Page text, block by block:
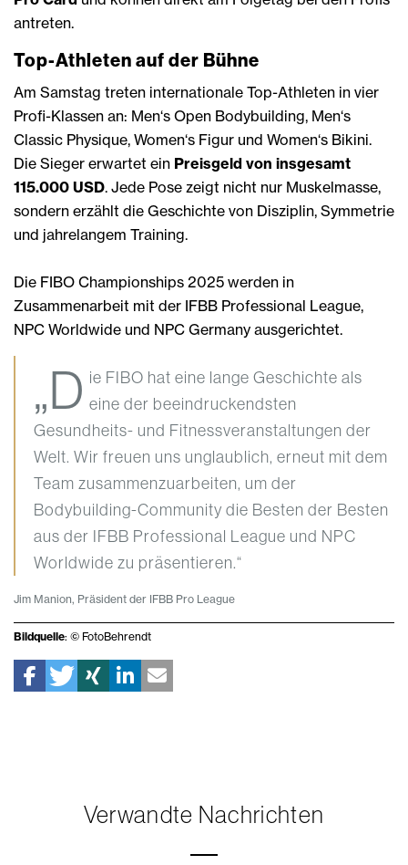
antreten.
Top-Athleten auf der Bühne
Am Samstag treten internationale Top-Athleten in vier
Profi-Klassen an: Men‘s Open Bodybuilding, Men‘s
Classic Physique, Women‘s Figur und Women‘s Bikini.
Die Sieger erwartet ein Preisgeld von insgesamt
115.000 USD. Jede Pose zeigt nicht nur Muskelmasse,
sondern erzählt die Geschichte von Disziplin, Symmetrie
und jahrelangem Training.
Die FIBO Championships 2025 werden in
Zusammenarbeit mit der IFBB Professional League,
NPC Worldwide und NPC Germany ausgerichtet.
„D ie FIBO hat eine lange Geschichte als
eine der beeindruckendsten
Gesundheits- und Fitnessveranstaltungen der
Welt. Wir freuen uns unglaublich, erneut mit dem
Team zusammenzuarbeiten, um der
Bodybuilding-Community die Besten der Besten
aus der IFBB Professional League und NPC
Worldwide zu präsentieren.“
Jim Manion, Präsident der IFBB Pro League
Bildquelle: © FotoBehrendt
Verwandte Nachrichten